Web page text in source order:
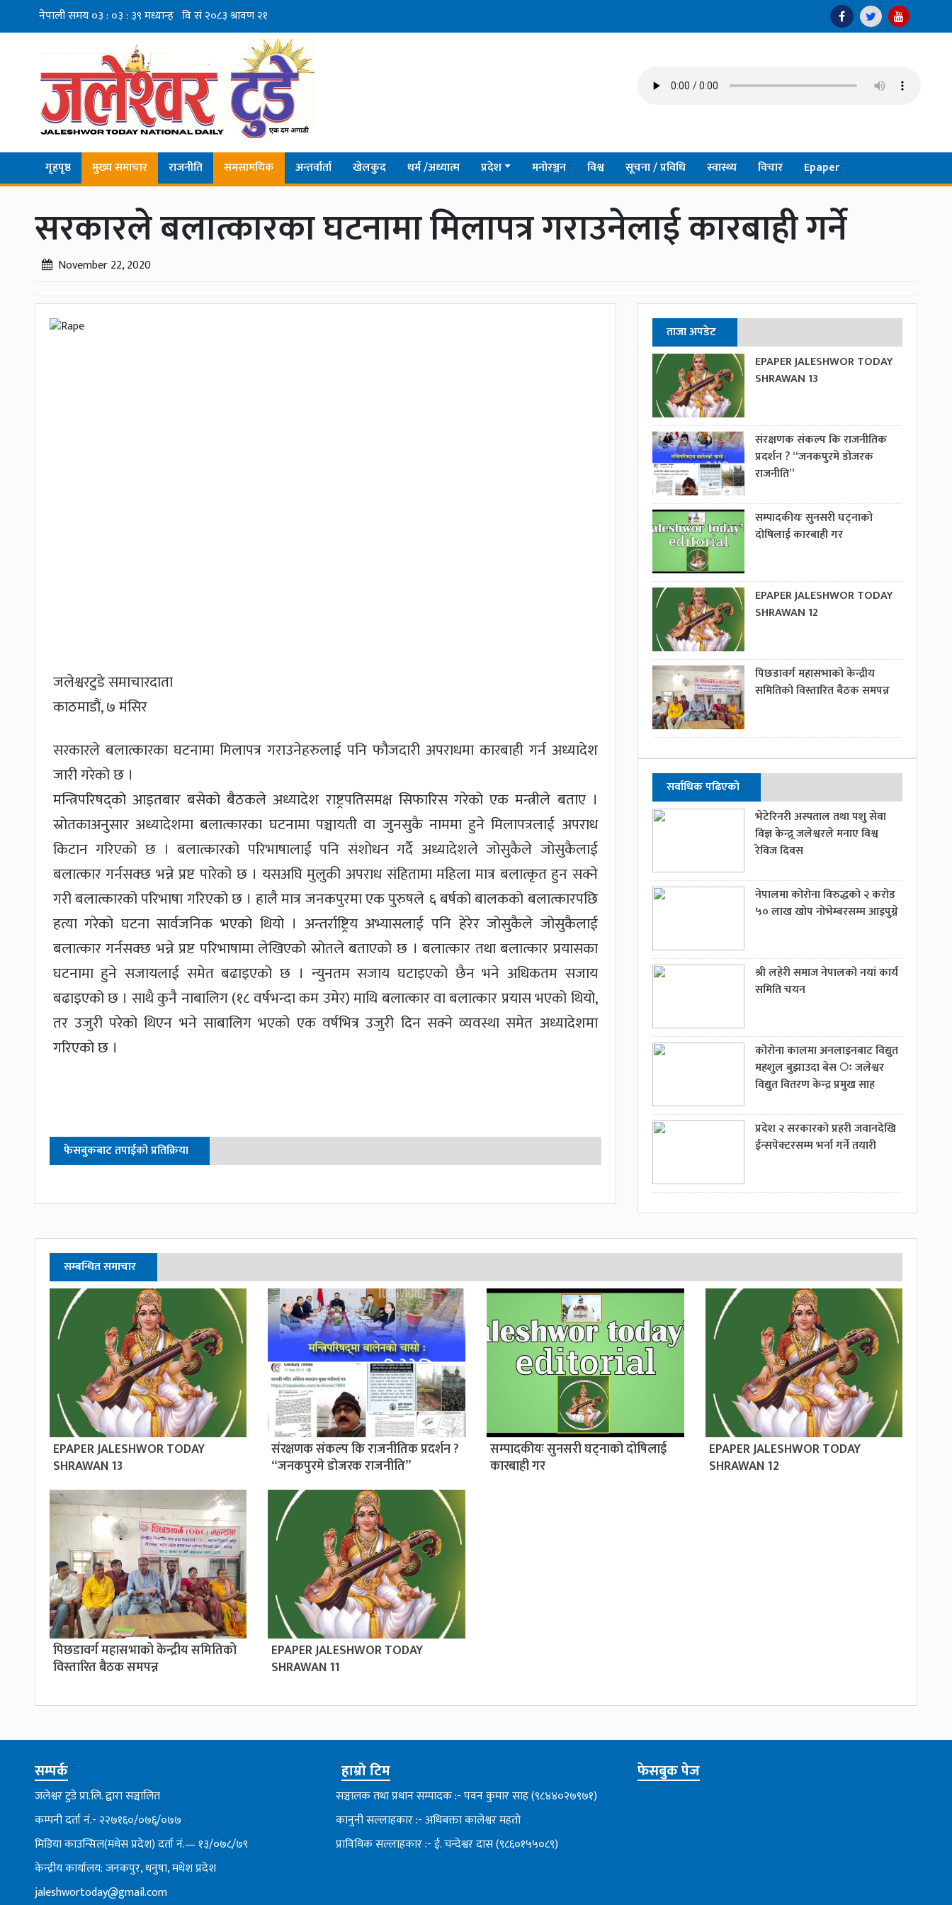
गृहपृष्ठ मुख्य समाचार राजनीति समसामयिक अन्तर्वार्ता खेलकुद धर्म /अध्यात्म प्रदेश मनोरञ्जन विश्व सूचना / प्रविधि स्वास्थ्य विचार Epaper
सरकारले बलात्कारका घटनामा मिलापत्र गराउनेलाई कारबाही गर्ने
November 22, 2020
जलेश्वरटुडे समाचारदाता
काठमाडौं, ७ मंसिर
सरकारले बलात्कारका घटनामा मिलापत्र गराउनेहरुलाई पनि फौजदारी अपराधमा कारबाही गर्न अध्यादेश
जारी गरेको छ ।
मन्त्रिपरिषद्को आइतबार बसेको बैठकले अध्यादेश राष्ट्रपतिसमक्ष सिफारिस गरेको एक मन्त्रीले बताए ।
स्रोतकाअनुसार अध्यादेशमा बलात्कारका घटनामा पञ्चायती वा जुनसुकै नाममा हुने मिलापत्रलाई अपराध
किटान गरिएको छ । बलात्कारको परिभाषालाई पनि संशोधन गर्दै अध्यादेशले जोसुकैले जोसुकैलाई
बलात्कार गर्नसक्छ भन्ने प्रष्ट पारेको छ । यसअघि मुलुकी अपराध संहितामा महिला मात्र बलात्कृत हुन सक्ने
गरी बलात्कारको परिभाषा गरिएको छ । हालै मात्र जनकपुरमा एक पुरुषले ६ बर्षको बालकको बलात्कारपछि
हत्या गरेको घटना सार्वजनिक भएको थियो । अन्तर्राष्ट्रिय अभ्यासलाई पनि हेरेर जोसुकैले जोसुकैलाई
बलात्कार गर्नसक्छ भन्ने प्रष्ट परिभाषामा लेखिएको स्रोतले बताएको छ । बलात्कार तथा बलात्कार प्रयासका
घटनामा हुने सजायलाई समेत बढाइएको छ । न्युनतम सजाय घटाइएको छैन भने अधिकतम सजाय
बढाइएको छ । साथै कुनै नाबालिग (१८ वर्षभन्दा कम उमेर) माथि बलात्कार वा बलात्कार प्रयास भएको थियो,
तर उजुरी परेको थिएन भने साबालिग भएको एक वर्षभित्र उजुरी दिन सक्ने व्यवस्था समेत अध्यादेशमा
गरिएको छ ।
फेसबुकबाट तपाईको प्रतिक्रिया
ताजा अपडेट
EPAPER JALESHWOR TODAY
SHRAWAN 13
संरक्षणक संकल्प कि राजनीतिक
प्रदर्शन ? “जनकपुरमे डोजरक
राजनीति”
सम्पादकीयः सुनसरी घट्नाको
दोषिलाई कारबाही गर
EPAPER JALESHWOR TODAY
SHRAWAN 12
पिछडावर्ग महासभाको केन्द्रीय
समितिको विस्तारित बैठक समपन्न
सर्वाधिक पढिएको
भेटेरिनरी अस्पताल तथा पशु सेवा
विज्ञ केन्द्र्र जलेश्वरले मनाए विश्व
रेविज दिवस
नेपालमा कोरोना विरुद्धको २ करोड
५० लाख खोप नोभेम्बरसम्म आइपुग्ने
श्री लहेरी समाज नेपालको नयां कार्य
समिति चयन
कोरोना कालमा अनलाइनबाट विद्युत
महशुल बुझाउदा बेस ः जलेश्वर
विद्युत वितरण केन्द्र प्रमुख साह
प्रदेश २ सरकारको प्रहरी जवानदेखि
ईन्सपेक्टरसम्म भर्ना गर्ने तयारी
सम्बन्धित समाचार
EPAPER JALESHWOR TODAY
SHRAWAN 13
संरक्षणक संकल्प कि राजनीतिक प्रदर्शन ?
“जनकपुरमे डोजरक राजनीति”
सम्पादकीयः सुनसरी घट्नाको दोषिलाई
कारबाही गर
EPAPER JALESHWOR TODAY
SHRAWAN 12
पिछडावर्ग महासभाको केन्द्रीय समितिको
विस्तारित बैठक समपन्न
EPAPER JALESHWOR TODAY
SHRAWAN 11
सम्पर्क
जलेश्वर टुडे प्रा.लि. द्वारा सञ्चालित
कम्पनी दर्ता नं.- २२७१६०/०७६्/०७७
मिडिया काउन्सिल(मधेस प्रदेश) दर्ता नं.— १३/०७८/७९
केन्द्रीय कार्यालय: जनकपुर, धनुषा, मधेश प्रदेश
jaleshwortoday@gmail.com
हाम्रो टिम
सञ्चालक तथा प्रधान सम्पादक :- पवन कुमार साह (९८४४०२७९७१)
कानुनी सल्लाहकार :- अधिबक्ता कालेश्वर महतो
प्राविधिक सल्लाहकार :- ई. चन्देश्वर दास (९८६०१५५०८९)
फेसबुक पेज